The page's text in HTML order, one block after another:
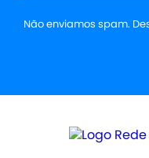
Não enviamos spam.